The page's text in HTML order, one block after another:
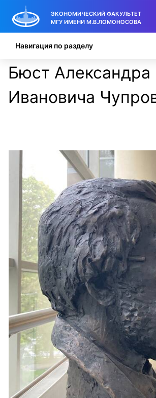
ЭКОНОМИЧЕСКИЙ ФАКУЛЬТЕТ
МГУ ИМЕНИ М.В.ЛОМОНОСОВА
Бюст Александра
Ивановича
Навигация по разделу